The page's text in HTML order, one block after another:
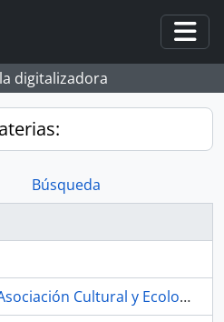
digitalizadora
Búsqueda
Presentación de la Asociación Cultural y Ecologista Comité Pro Parque Educativo Miraflores durante la semana cultural del Centro de Educación de Adultos San Diego- Los Carteros. 1991. Sevilla (España).